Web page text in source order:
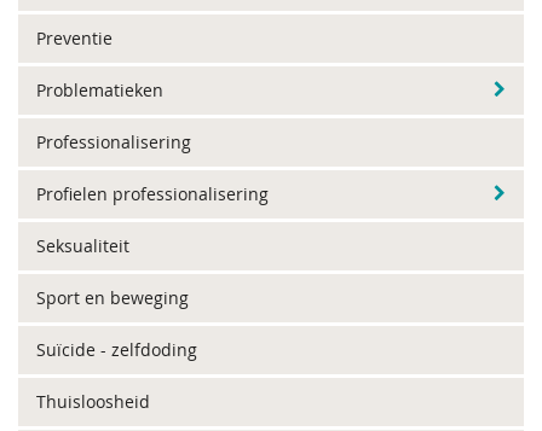
Preventie
Problematieken
Professionalisering
Profielen professionalisering
Seksualiteit
Sport en beweging
Suïcide - zelfdoding
Thuisloosheid